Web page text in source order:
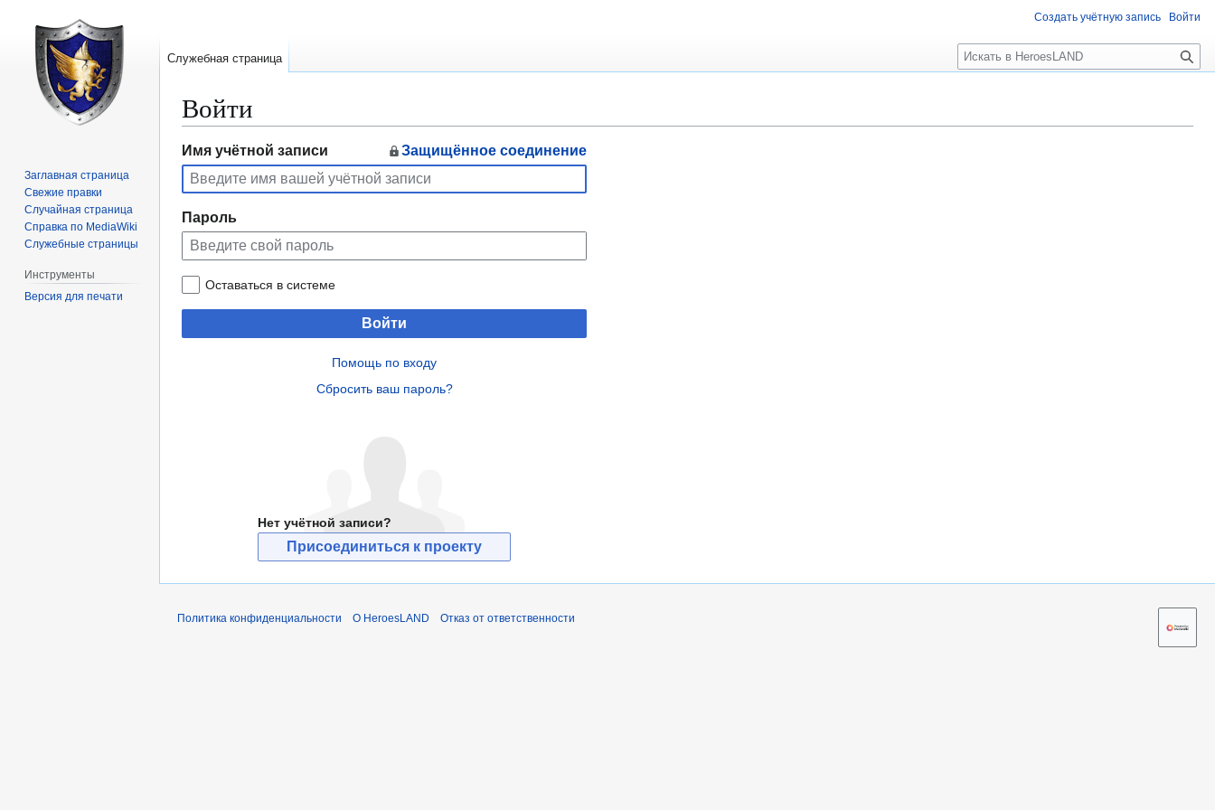
Войти
Перейти
к
навигации
Перейти
к
поиску
Имя учётной записи Защищённое соединение
Пароль
Оставаться в системе
Войти
Помощь по входу
Сбросить ваш пароль?
Нет учётной записи?
Присоединиться к проекту
Создать учётную запись Войти
Служебная страница
П
о
к
Заглавная страница
Свежие правки
Случайная страница
Справка по MediaWiki
Служебные страницы
Инструменты
Версия для печати
Политика конфиденциальности О HeroesLAND Отказ от ответственности